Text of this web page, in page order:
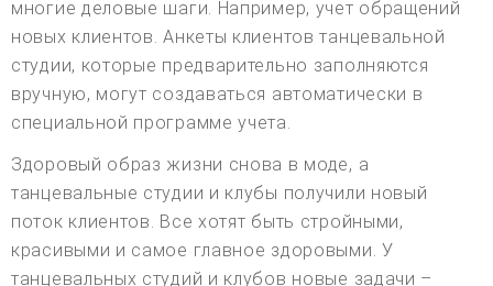
многие деловые шаги. Например, учет обращений
новых клиентов. Анкеты клиентов танцевальной
студии, которые предварительно заполняются
вручную, могут создаваться автоматически в
специальной программе учета.
Здоровый образ жизни снова в моде, а
танцевальные студии и клубы получили новый
поток клиентов. Все хотят быть стройными,
красивыми и самое главное здоровыми. У
танцевальных студий и клубов новые задачи –